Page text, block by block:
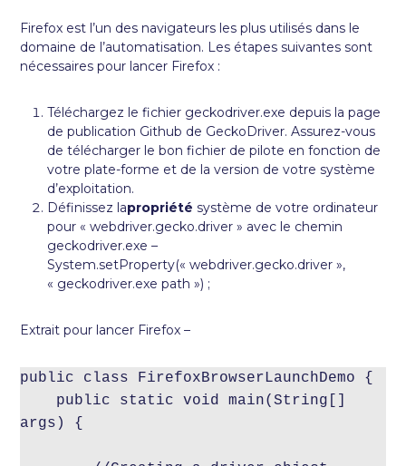
Firefox est l’un des navigateurs les plus utilisés dans le
domaine de l’automatisation. Les étapes suivantes sont
nécessaires pour lancer Firefox :
Téléchargez le fichier geckodriver.exe depuis la page
de publication Github de GeckoDriver. Assurez-vous
de télécharger le bon fichier de pilote en fonction de
votre plate-forme et de la version de votre système
d’exploitation.
Définissez lapropriété système de votre ordinateur
pour « webdriver.gecko.driver » avec le chemin
geckodriver.exe –
System.setProperty(« webdriver.gecko.driver »,
« geckodriver.exe path ») ;
Extrait pour lancer Firefox –
public class FirefoxBrowserLaunchDemo {
public static void main(String[]
args) {